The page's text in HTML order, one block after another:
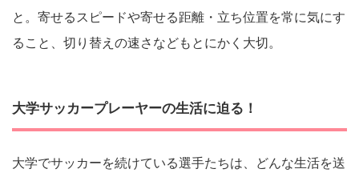
と。寄せるスピードや寄せる距離・立ち位置を常に気にす
ること、切り替えの速さなどもとにかく大切。
大学サッカープレーヤーの生活に迫る！
大学でサッカーを続けている選手たちは、どんな生活を送